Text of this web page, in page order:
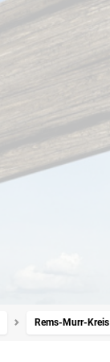
Rems-Murr-Kreis